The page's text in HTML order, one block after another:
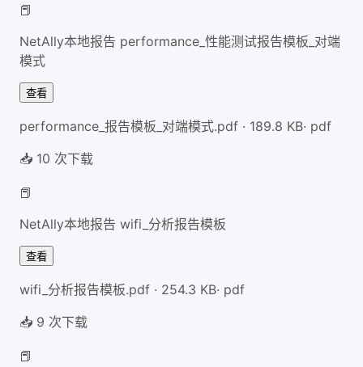
📕
NetAlly本地报告 performance_性能测试报告模板_对端
模式
查看
performance_报告模板_对端模式.pdf · 189.8 KB· pdf
📥 10 次下载
📕
NetAlly本地报告 wifi_分析报告模板
查看
wifi_分析报告模板.pdf · 254.3 KB· pdf
📥 9 次下载
📕